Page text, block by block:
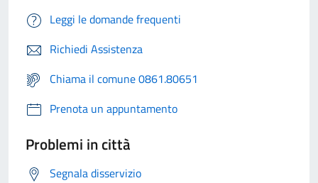
Leggi le domande frequenti
Richiedi Assistenza
Chiama il comune 0861.80651
Prenota un appuntamento
Problemi in città
Segnala disservizio